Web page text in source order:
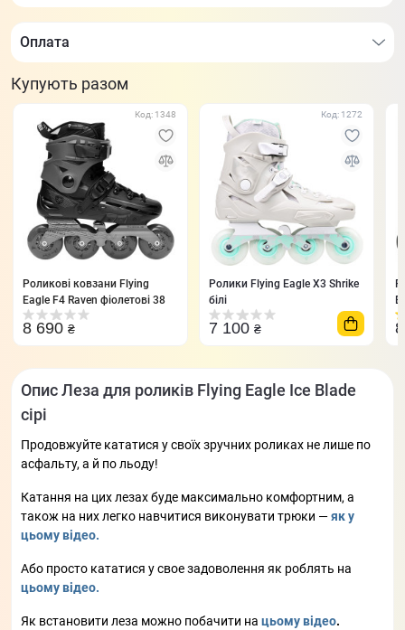
Оплата
Купують разом
Код: 1348
Роликові ковзани Flying
Eagle F4 Raven фіолетові 38
8 690 ₴
Код: 1272
Ролики Flying Eagle X3 Shrike
білі
7 100 ₴
Опис Леза для роликів Flying Eagle Ice Blade
сірі
Продовжуйте кататися у своїх зручних роликах не лише по
асфальту, а й по льоду!
Катання на цих лезах буде максимально комфортним, а
також на них легко навчитися виконувати трюки —як у
цьому відео.
Або просто кататися у свое задоволення як роблять на
цьому відео.
Як встановити леза можно побачити на цьому відео.